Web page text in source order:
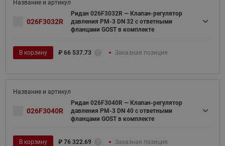
026F3032R
Ридан 026F3032R — Клапан-регулятор
давления PM-3 DN 32 с ответными
фланцами GOST в комплекте
В корзину ₽ 66 537.73 Заказная позиция
026F3040R
Ридан 026F3040R — Клапан-регулятор
давления PM-3 DN 40 с ответными
фланцами GOST в комплекте
В корзину ₽ 76 322.69 Заказная позиция